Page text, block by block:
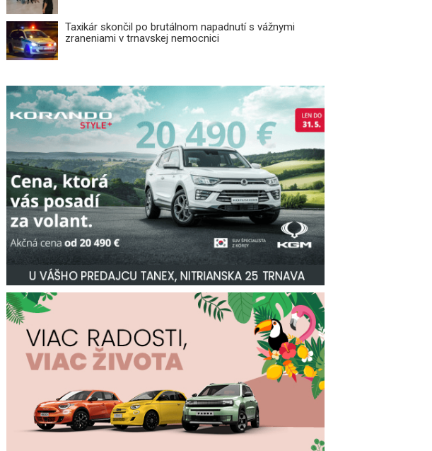
Taxikár skončil po brutálnom napadnutí s vážnymi
zraneniami v trnavskej nemocnici